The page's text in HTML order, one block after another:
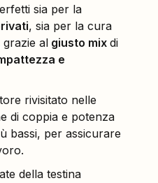
sia per la
, sia per la cura
grazie al giusto mix di
e
rivisitato nelle
di coppia e potenza
bassi, per assicurare
della testina